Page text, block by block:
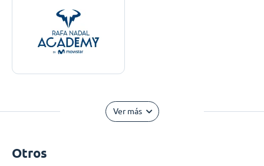
Ver más
Otros